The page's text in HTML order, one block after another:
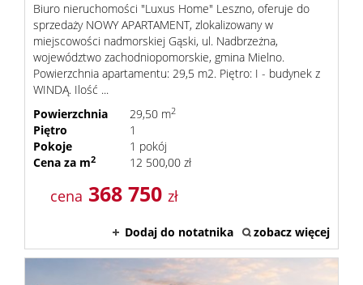
Usługi
Biuro nieruchomości "Luxus Home" Leszno, oferuje do
sprzedaży NOWY APARTAMENT, zlokalizowany w
miejscowości nadmorskiej Gąski, ul. Nadbrzeżna,
województwo zachodniopomorskie, gmina Mielno.
Powierzchnia apartamentu: 29,5 m2. Piętro: I - budynek z
WINDĄ. Ilość ...
Powierzchnia
29,50 m2
Piętro
1
Pokoje
1 pokój
Cena za m2 12 500,00 zł
cena 368 750 zł
Dodaj do notatnika zobacz więcej